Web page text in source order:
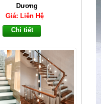
Đẹp Nhất Năm 2022
Giá: Liên Hệ
Chi tiết